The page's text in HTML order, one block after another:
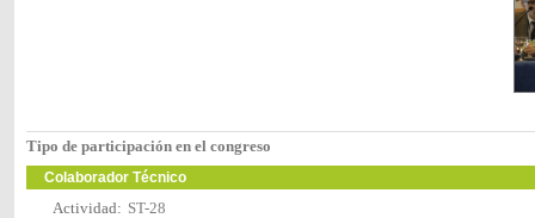
Tipo de participación en el congreso
Colaborador Técnico
Actividad: ST-28